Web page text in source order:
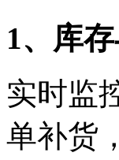
1、库
实时监
单补货